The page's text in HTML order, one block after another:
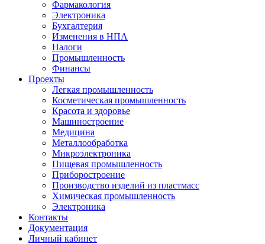
Фармакология
Электроника
Бухгалтерия
Изменения в НПА
Налоги
Промышленность
Финансы
Проекты
Легкая промышленность
Косметическая промышленность
Красота и здоровье
Машиностроение
Медицина
Металлообработка
Микроэлектроника
Пищевая промышленность
Приборостроение
Производство изделий из пластмасс
Химическая промышленность
Электроника
Контакты
Документация
Личный кабинет